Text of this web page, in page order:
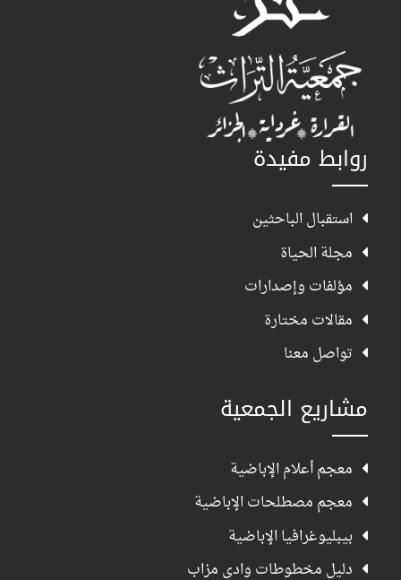
روابط مفيدة
استقبال الباحثين
مجلة الحياة
مؤلفات وإصدارات
مقالات مختارة
تواصل معنا
مشاريع الجمعية
معجم أعلام الإباضية
معجم مصطلحات الإباضية
بيبليوغرافيا الإباضية
دليل مخطوطات وادي مزاب